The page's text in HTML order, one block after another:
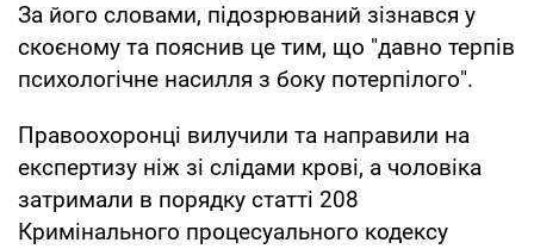
За його словами, підозрюваний зізнався у
скоєному та пояснив це тим, що "давно терпів
психологічне насилля з боку потерпілого".
Правоохоронці вилучили та направили на
експертизу ніж зі слідами крові, а чоловіка
затримали в порядку статті 208
Кримінального процесуального кодексу